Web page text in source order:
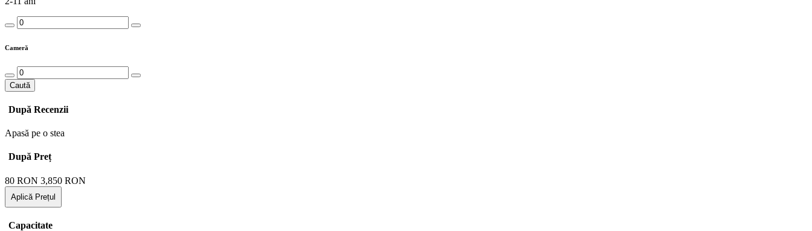
Cameră
Caută
După Recenzii
Apasă pe o stea
După Preț
80 RON 3,850 RON
Aplică Prețul
Capacitate